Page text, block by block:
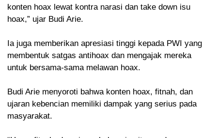
konten hoax lewat kontra narasi dan take down isu
hoax,” ujar Budi Arie.
Ia juga memberikan apresiasi tinggi kepada PWI yang
membentuk satgas antihoax dan mengajak mereka
untuk bersama-sama melawan hoax.
Budi Arie menyoroti bahwa konten hoax, fitnah, dan
ujaran kebencian memiliki dampak yang serius pada
masyarakat.